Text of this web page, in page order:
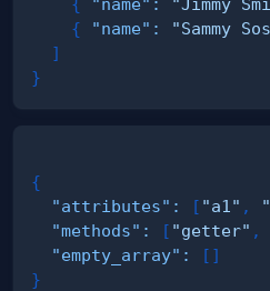
{ "name" : "Jimmy
{
"name" : "Sammy
]
}
{
"attributes" : [ "a1" ,
"methods" : [ "getter" ,
"empty_array" : [ ]
}